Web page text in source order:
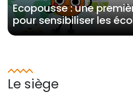
Ecopousse : une
pour sensibiliser les
et-Loire à la transition
Le siège